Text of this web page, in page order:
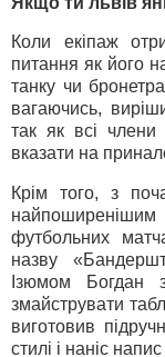
Коли екіпаж
питання як його
танку чи
вагаючись,
так як всі члени
вказати на
Крім того, з
футбольних
назву
Ізюмом Богдан
змайструвати
виготовив
стилі і наніс